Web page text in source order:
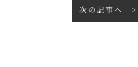
次の記事へ